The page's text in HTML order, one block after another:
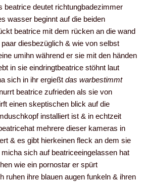
beatrice deutet richtungbadezimmer
wasser beginnt auf die beiden
beatrice mit dem rücken an die wand
diesbezüglich & wie von selbst
umihn während er sie mit den händen
in sie eindringtbeatrice stöhnt laut
sich in ihr ergießt das warbestimmt
beatrice zufrieden als sie von
einen skeptischen blick auf die
installiert ist & in echtzeit
mehrere dieser kameras in
& es gibt hierkeinen fleck an dem sie
sich auf beatriceeingelassen hat
wie ein pornostar er spürt
ruhen ihre blauen augen funkeln & ihren